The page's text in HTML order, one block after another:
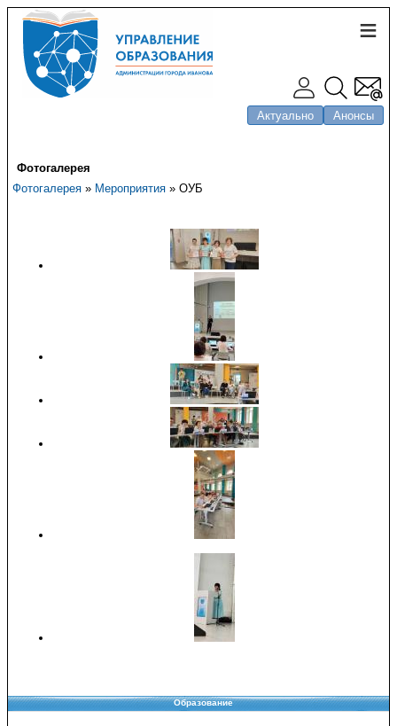
Актуально Анонсы
Фотогалерея
Фотогалерея » Мероприятия » ОУБ
Образование
Copyright © 2008-2026 Управление образования